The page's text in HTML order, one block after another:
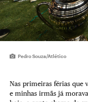
Pedro Souza/Atlético
Nas primeiras férias que
e minhas irmãs já